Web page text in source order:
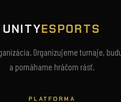
UNITYESPORTS
Organizujeme turnaje,
a pomáhame hráčom rásť.
PLATFORMA